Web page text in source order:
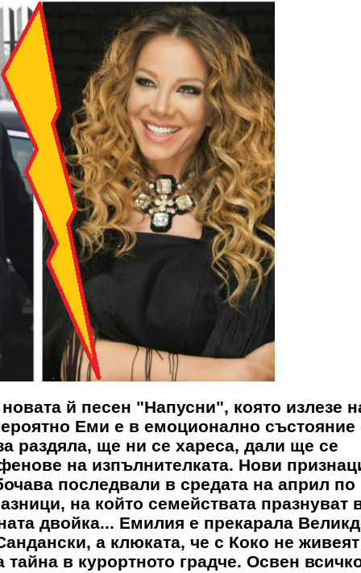
й песен "Напусни", която излезе
Еми е в емоционално състояние
раздяла, ще ни се хареса, дали ще се
на изпълнителката. Нови
последвали в средата на април
на който семействата празнуват
двойка... Емилия е прекарала
а клюката, че с Коко не живеят
в курортното градче. Освен